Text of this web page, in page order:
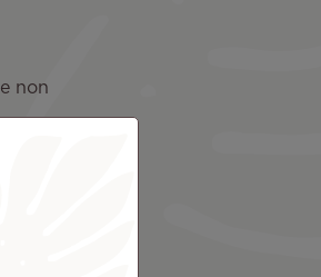
non
23 agosto
alle
Nui.